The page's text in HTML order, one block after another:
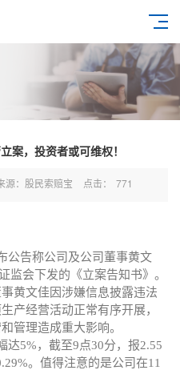
案，投资者或可维权！
源：股民索赔宝 点击： 771
公告称公司及公司董事黄文
监会下发的《立案告知书》。
黄文佳因涉嫌信息披露违法
产经营活动正常有序开展，
管理造成重大影响。
达5%，截至9点30分，报2.55
。 值得注意的是公司在11